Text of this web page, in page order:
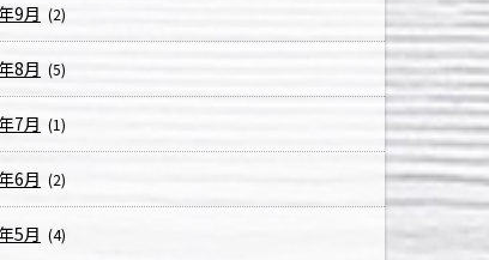
9月 (2)
8月 (5)
7月 (1)
6月 (2)
5月 (4)